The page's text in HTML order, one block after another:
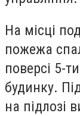
На місці
пожежа
поверсі 5-
будинку.
на підлозі